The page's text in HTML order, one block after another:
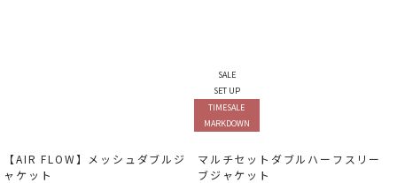
【AIR FLOW】メッシュダブルジ
ャケット
SALE
SET UP
TIMESALE
MARKDOWN
マルチセットダブルハーフスリー
ブジャケット